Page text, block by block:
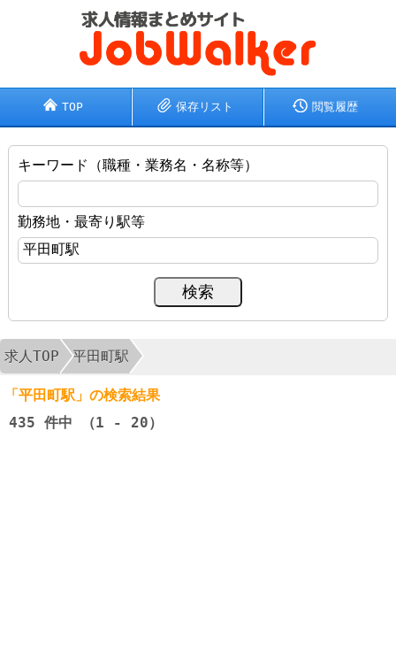
TOP 保存リスト 閲覧履歴
キーワード（職種・業務名・名称等）
勤務地・最寄り駅等
求人TOP 平田町駅
「平田町駅」の検索結果
435 件中 （1 - 20）